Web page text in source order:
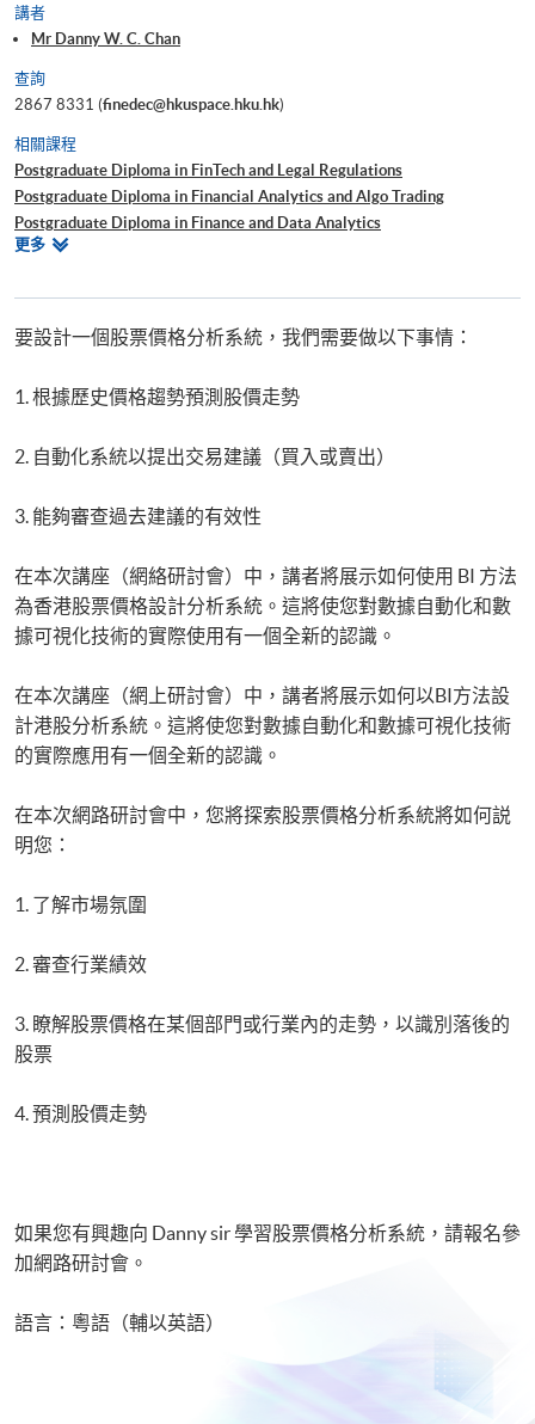
講者
Mr Danny W. C. Chan
查詢
2867 8331 (finedec@hkuspace.hku.hk)
相關課程
Postgraduate Diploma in FinTech and Legal Regulations
Postgraduate Diploma in Financial Analytics and Algo Trading
Postgraduate Diploma in Finance and Data Analytics
Certificate for Module (Technical Analysis and Data Analytics for Stock
Certificate for Module (Business Intelligence and Data Automation)
Certificate for Module (Business Analytics and Web Scraping)
Big Data and FinTech Executive Workshop Series - Big Data and Data
Big Data and FinTech Executive Workshop Series - Applied AI and
更多相
要設計一個股票價格分析系統，我們需要做以下事情：
1. 根據歷史價格趨勢預測股價走勢
2. 自動化系統以提出交易建議（買入或賣出）
3. 能夠審查過去建議的有效性
在本次講座（網絡研討會）中，講者將展示如何使用 BI 方法
為香港股票價格設計分析系統。這將使您對數據自動化和數
據可視化技術的實際使用有一個全新的認識。
在本次講座（網上研討會）中，講者將展示如何以BI方法設
計港股分析系統。這將使您對數據自動化和數據可視化技術
的實際應用有一個全新的認識。
在本次網路研討會中，您將探索股票價格分析系統將如何説
明您：
1. 了解市場氛圍
2. 審查行業績效
3. 瞭解股票價格在某個部門或行業內的走勢，以識別落後的
股票
4. 預測股價走勢
如果您有興趣向 Danny sir 學習股票價格分析系統，請報名參
加網路研討會。
語言：粵語（輔以英語）